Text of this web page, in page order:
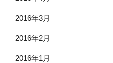
2016年3月
2016年2月
2016年1月